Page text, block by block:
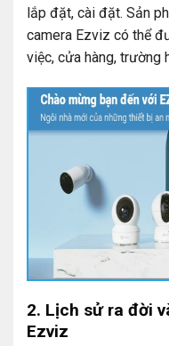
lắp đặt, cài đặt. Sản
camera Ezviz có thể
việc, cửa hàng, trường
2. Lịch sử ra đời
Ezviz